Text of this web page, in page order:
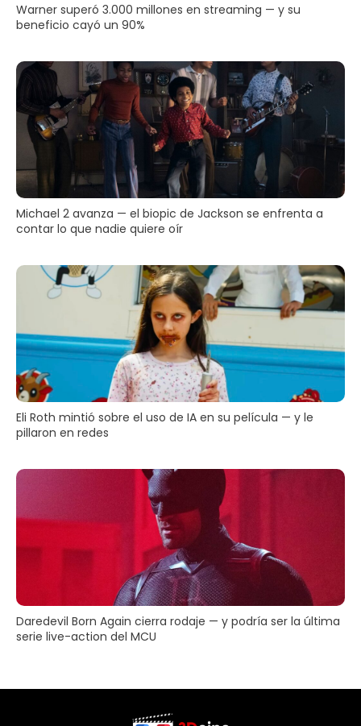
Warner superó 3.000 millones en streaming — y su
beneficio cayó un 90%
Michael 2 avanza — el biopic de Jackson se enfrenta a
contar lo que nadie quiere oír
Eli Roth mintió sobre el uso de IA en su película — y le
pillaron en redes
Daredevil Born Again cierra rodaje — y podría ser la última
serie live-action del MCU